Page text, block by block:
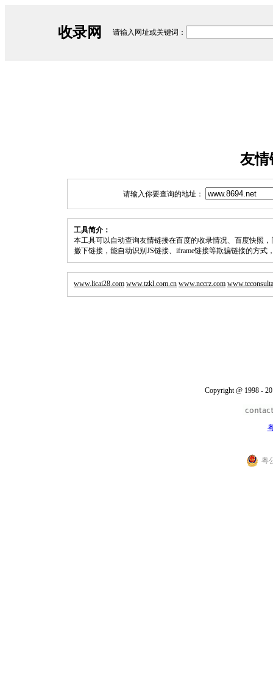
收录网 请输入网址或关键词：
友情
请输入你要查询的地址：
工具简介：
本工具可以自动查询友情链接在百度的收录情况、百度快照
撤下链接，能自动识别JS链接、iframe链接等欺骗链接的方式
www.licai28.com www.tzkl.com.cn www.nccrz.com
Copyright @ 1998 -
粤